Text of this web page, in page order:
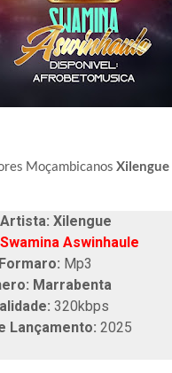
Moçambicanos Xilengue
Xilengue
Swamina Aswinhaule
Formaro: Mp3
Marrabenta
320kbps
Lançamento: 2025